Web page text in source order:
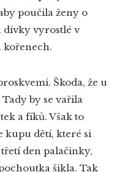
poučila ženy o
dívky vyrostlé v
kořenech.
Škoda, že u
by se vařila
a fíků. Však to
kupu dětí, které si
den palačinky,
šikla. Tak